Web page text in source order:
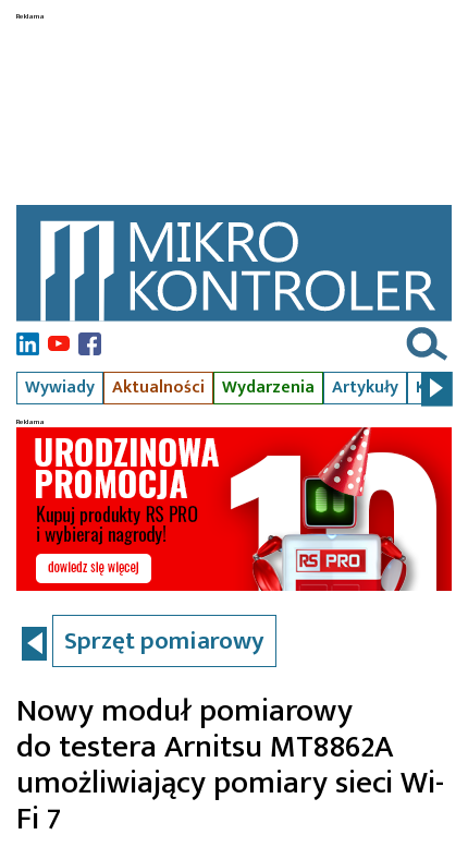
Wywiady Aktualności Wydarzenia Artykuły Kursy
Sprzęt pomiarowy
Nowy moduł pomiarowy
do testera Arnitsu MT8862A
umożliwiający pomiary sieci Wi-
Fi 7